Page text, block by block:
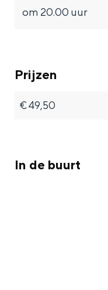
om 20.00 uur
Prijzen
€ 49,50
In de buurt